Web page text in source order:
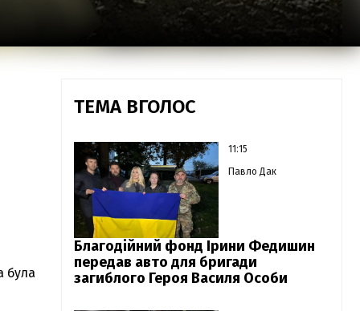
була
ТЕМА ВГОЛОС
11:15
Павло Дак
Благодійний фонд Ірини Федишин
передав авто для бригади
загиблого Героя Василя Особи